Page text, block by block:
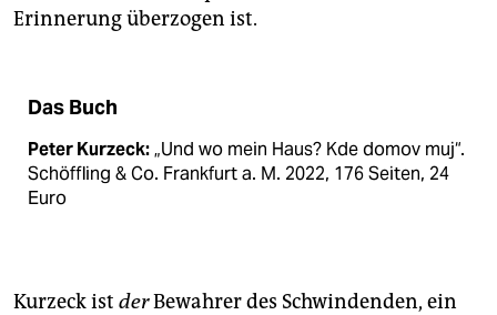
Erinnerung überzogen ist.
Das Buch
Peter Kurzeck:„Und wo mein Haus? Kde domov muj“.
Schöffling & Co. Frankfurt a. M. 2022, 176 Seiten, 24
Euro
Kurzeck ist derBewahrer des Schwindenden, ein